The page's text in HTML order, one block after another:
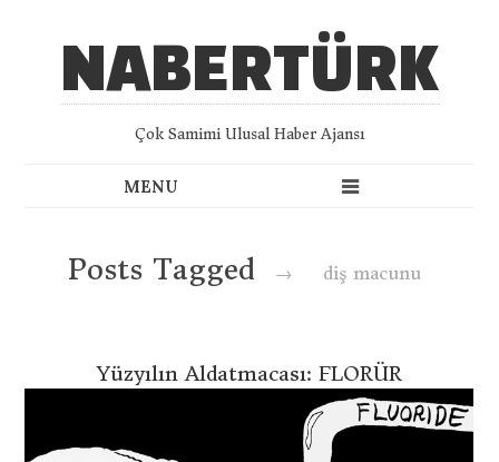
NABERTÜRK
Çok Samimi Ulusal Haber Ajansı
Posts Tagged → diş macunu
Yüzyılın Aldatmacası: FLORÜR